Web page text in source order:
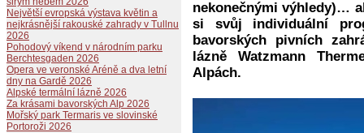
Největší evropská výstava květin a
nejkrásnější rakouské zahrady v Tullnu
2026
Pohodový víkend v národním parku
Berchtesgaden 2026
Opera ve veronské Aréně a dva letní
dny na Gardě 2026
Alpské termální lázně 2026
Za krásami bavorských Alp 2026
Mořský park Termaris ve slovinské
Portoroži 2026
nekonečnými výhledy)…
si svůj individuální
bavorských pivních
lázně Watzmann
Alpách.